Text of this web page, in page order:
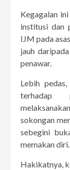
Kegagalan
institusi dan
IJM pada
jauh
penawar.
Lebih
terhadap
sokongan
sebegini
memakan diri.
Hakikatnya,